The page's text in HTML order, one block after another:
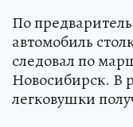
По
автомобиль
следовал по
Новосибирск. В
легковушки